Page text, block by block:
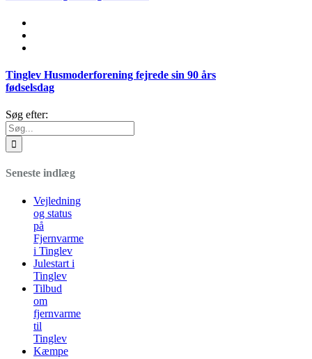
Tinglev Husmoderforening fejrede sin 90 års
fødselsdag
Søg efter:
Seneste indlæg
Vejledning
og status
på
Fjernvarme
i Tinglev
Julestart i
Tinglev
Tilbud
om
fjernvarme
til
Tinglev
Kæmpe